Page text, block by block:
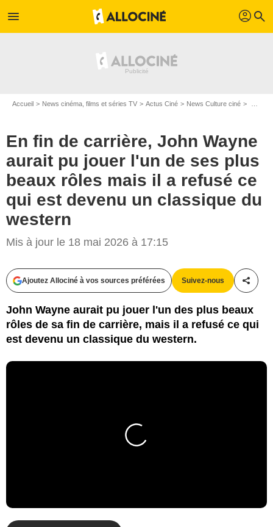
menu profil search
Accueil News cinéma, films et séries TV Actus Ciné News Culture ciné
En fin de carrière, John Wayne
aurait pu jouer l'un de ses plus
beaux rôles mais il a refusé ce
qui est devenu un classique du
western
Mis à jour le 18 mai 2026 à 17:15
Ajoutez Allociné à vos sources préférées Suivez-nous
John Wayne aurait pu jouer l'un des plus beaux
rôles de sa fin de carrière, mais il a refusé ce qui
est devenu un classique du western.